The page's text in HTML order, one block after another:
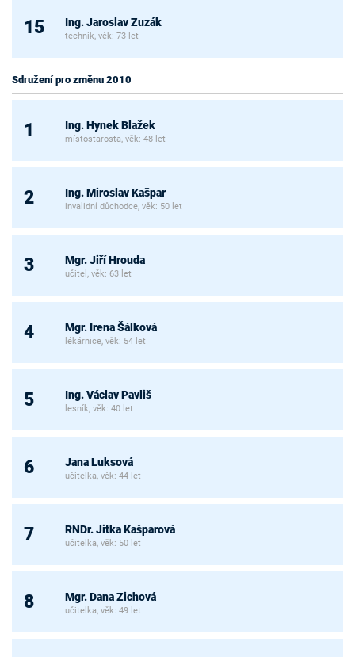
15 Ing. Jaroslav Zuzák
technik, věk: 73 let
Sdružení pro změnu 2010
1 Ing. Hynek Blažek
místostarosta, věk: 48 let
2 Ing. Miroslav Kašpar
invalidní důchodce, věk: 50 let
3 Mgr. Jiří Hrouda
učitel, věk: 63 let
4 Mgr. Irena Šálková
lékárnice, věk: 54 let
5 Ing. Václav Pavliš
lesník, věk: 40 let
6 Jana Luksová
učitelka, věk: 44 let
7 RNDr. Jitka Kašparová
učitelka, věk: 50 let
8 Mgr. Dana Zichová
učitelka, věk: 49 let